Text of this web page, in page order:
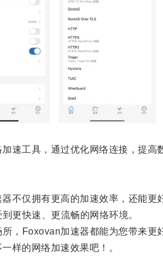
工具，通过优化网络连接，提高
仅拥有更高的加速效率，还能更
快速、更流畅的网络环境。
Foxovan加速器都能为您带来更
的网络加速效果吧！。